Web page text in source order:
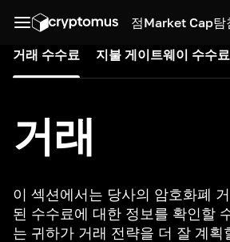
점Market Cap탐
거래 수수료
지불 게이트웨이 수수료
거래
이 섹션에서는 당사의 암호화폐
된 수수료에 대한 정보를 확인할
는 귀하가 거래 전략을 더 잘 계획